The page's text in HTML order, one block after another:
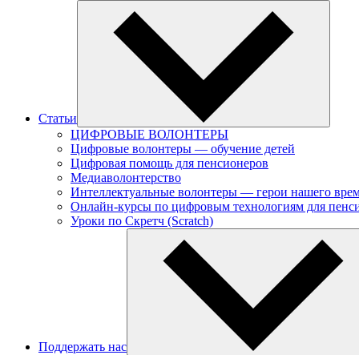
Статьи
ЦИФРОВЫЕ ВОЛОНТЕРЫ
Цифровые волонтеры — обучение детей
Цифровая помощь для пенсионеров
Медиаволонтерство
Интеллектуальные волонтеры — герои нашего
Онлайн-курсы по цифровым технологиям для
Уроки по Скретч (Scratch)
Поддержать нас